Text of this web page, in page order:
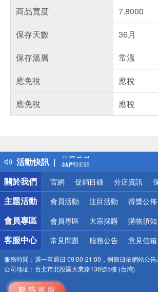
商品寬度
7.8000
保存天數
36月
保存溫層
常溫
應免稅
應稅
應免稅
應稅
活動快訊
得獎公告
熱門話題
銀行優惠
偏遠地區配送
詐騙網頁！請小心！
關於我們
官網 促銷目錄 分店資訊
主題活動 會員活動 注目活動 得獎公佈
會員專區 會員專區 大宗採購 購物須知
客服中心 常見問題 服務公告 意見信箱
服務時間： 週一至週日 09:00-21:00，例假日依網站公告
公司地址： 台北市北投區大業路136號5樓 (台灣)